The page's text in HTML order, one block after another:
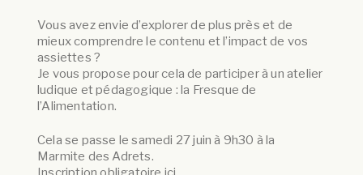
Vous avez envie d’explorer de plus près et de
mieux comprendre le contenu et l’impact de vos
assiettes ?
Je vous propose pour cela de participer à un atelier
ludique et pédagogique : la Fresque de
l’Alimentation.
Cela se passe le samedi 27 juin à 9h30 à la
Marmite des Adrets.